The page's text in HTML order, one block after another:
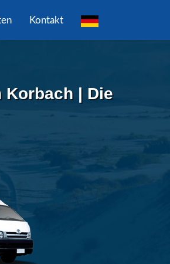
Kontakt
Korbach | Die